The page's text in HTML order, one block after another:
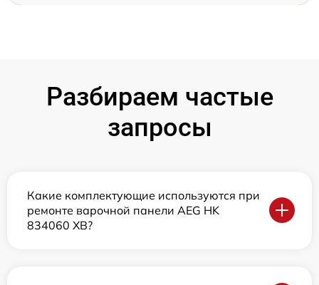
Разбираем частые
запросы
Какие комплектующие используются при
ремонте варочной панели AEG HK
834060 XB?